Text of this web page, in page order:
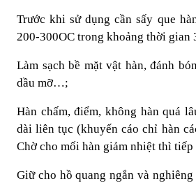
Trước khi sử dụng cần sấy que
200-300OC trong khoảng thời gian
Làm sạch bề mặt vật hàn, đánh
dầu mỡ…;
Hàn chấm, điểm, không hàn quá
dài liên tục (khuyến cáo chỉ hàn
Chờ cho mối hàn giảm nhiệt thì tiếp
Giữ cho hồ quang ngắn và